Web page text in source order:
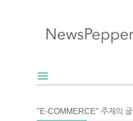
"E-COMMERCE" 주제의 글